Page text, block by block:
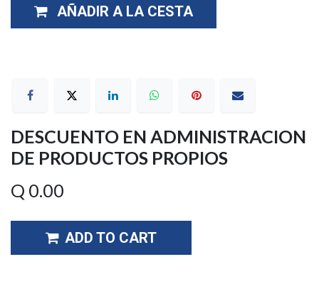
AÑADIR A LA CESTA
DESCUENTO EN ADMINISTRACION
DE PRODUCTOS PROPIOS
Q 0.00
ADD TO CART